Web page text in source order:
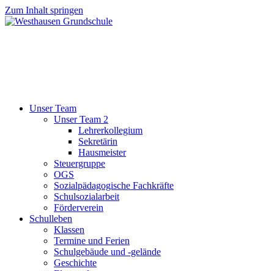
Zum Inhalt springen
Unser Team
Unser Team 2
Lehrerkollegium
Sekretärin
Hausmeister
Steuergruppe
OGS
Sozialpädagogische Fachkräfte
Schulsozialarbeit
Förderverein
Schulleben
Klassen
Termine und Ferien
Schulgebäude und -gelände
Geschichte